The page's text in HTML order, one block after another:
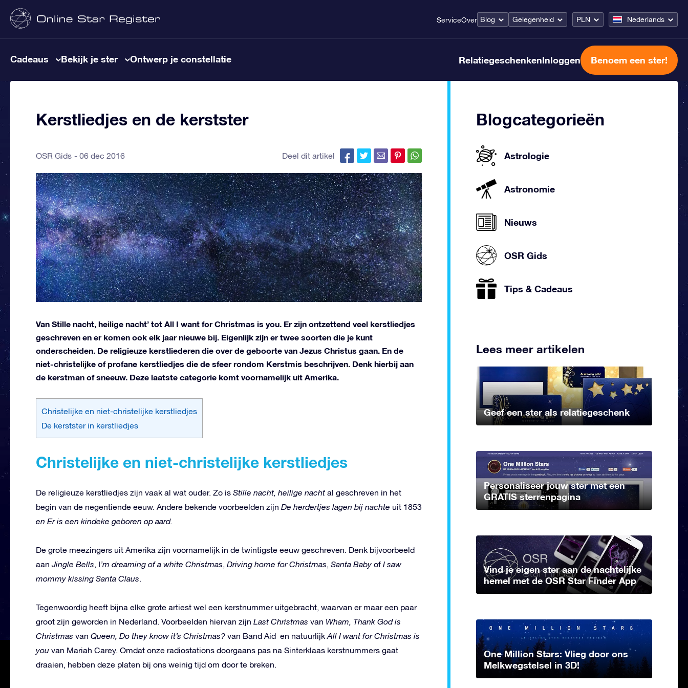
ServiceOver Blog Gelegenheid PLN Nederlands
Cadeaus Bekijk je ster Ontwerp je constellatie RelatiegeschenkenInloggen Benoem een ster!
Kerstliedjes en de kerstster
OSR Gids 06 dec 2016 Deel dit artikel
Van Stille nacht, heilige nacht’ tot All I want for Christmas is you. Er zijn ontzettend veel kerstliedjes
geschreven en er komen ook elk jaar nieuwe bij. Eigenlijk zijn er twee soorten die je kunt
onderscheiden. De religieuze kerstliederen die over de geboorte van Jezus Christus gaan. En de
niet-christelijke of profane kerstliedjes die de sfeer rondom Kerstmis beschrijven. Denk hierbij aan
de kerstman of sneeuw. Deze laatste categorie komt voornamelijk uit Amerika.
Christelijke en niet-christelijke kerstliedjes
De kerstster in kerstliedjes
Christelijke en niet-christelijke kerstliedjes
De religieuze kerstliedjes zijn vaak al wat ouder. Zo is Stille nacht, heilige nacht al geschreven in het
begin van de negentiende eeuw. Andere bekende voorbeelden zijn De herdertjes lagen bij nachte uit 1853
en Er is een kindeke geboren op aard.
De grote meezingers uit Amerika zijn voornamelijk in de twintigste eeuw geschreven. Denk bijvoorbeeld
aanJingle Bells, I’m dreaming of a white Christmas, Driving home for Christmas, Santa Baby of I saw
mommy kissing Santa Claus.
Tegenwoordig heeft bijna elke grote artiest wel een kerstnummer uitgebracht, waarvan er maar een paar
groot zijn geworden in Nederland. Voorbeelden hiervan zijn Last Christmas van Wham, Thank God is
Christmas van Queen, Do they know it’s Christmas? van Band Aid en natuurlijk All I want for Christmas is
you van Mariah Carey. Omdat onze radiostations doorgaans pas na Sinterklaas kerstnummers gaat
draaien, hebben deze platen bij ons weinig tijd om door te breken.
Blogcategorieën
Astrologie
Astronomie
Nieuws
OSR Gids
Tips & Cadeaus
Lees meer artikelen
Geef een ster als relatiegeschenk
Personaliseer jouw ster met een
GRATIS sterrenpagina
Vind je eigen ster aan de nachtelijke
hemel met de OSR Star Finder App
One Million Stars: Vlieg door ons
Melkwegstelsel in 3D!